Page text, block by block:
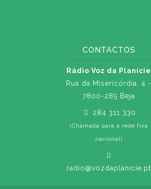
CONTACTOS
Rádio Voz da Planície
Rua da Misericórdia, 4 -
7800-285 Beja
284 311 330
(Chamada para a rede fixa
nacional)
radio@vozdaplanicie.pt